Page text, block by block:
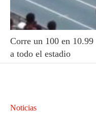
Corre un 100 en
a todo el estadio